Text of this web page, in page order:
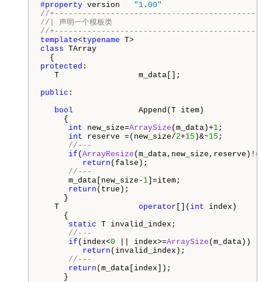
#property version "1.00"
//
//| 声明一个模板类
//
template<typename
class TArray
protected :
T                 m_data[];
public :
bool Append(T item)
{
int new_size=ArraySize (m_data)+1;
int reserve =(new_size/2+15 )&~15 ;
//---
if (ArrayResize
return (false);
//---
m_data[new_size- 1]=item;
return (true);
}
T operator []( int index)
{
static T invalid_index;
//---
if (index<0 || index>=ArraySize (m_data))
return (invalid_index);
//---
return (m_data[index]);
}